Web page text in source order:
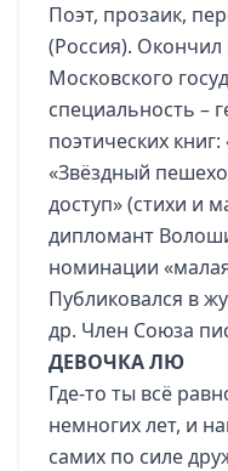
Поэт, прозаик,
(Россия). Окончил
Московского
специальность –
поэтических
«Звёздный
доступ» (стихи и
дипломант
номинации
Публиковался в
др. Член Союза
ДЕВОЧКА ЛЮ
Где-то ты всё
немногих лет, и
самих по силе